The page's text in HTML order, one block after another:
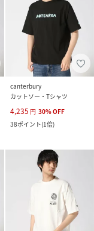
canterbury
カットソー・Tシャツ
4,235 円 30%OFF
38ポイント(1倍)